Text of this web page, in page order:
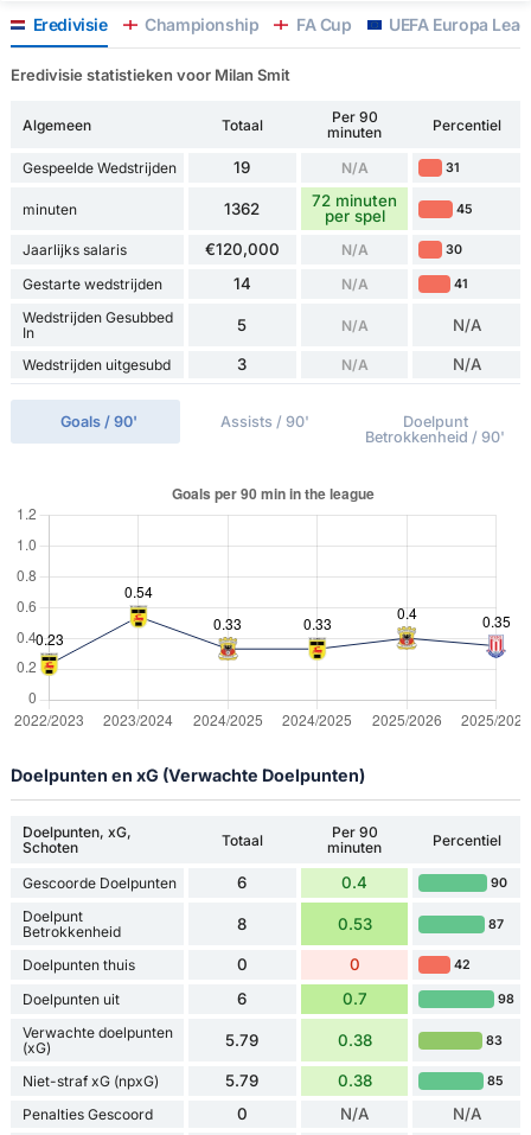
Eredivisie Championship FA Cup UEFA Europa
Eredivisie statistieken voor Milan Smit
Algemeen Totaal
Per 90
minuten
Percentiel
Gespeelde Wedstrijden 19 N/A 31
minuten 1362
72 minuten
per spel
45
Jaarlijks salaris €120,000 N/A 30
Gestarte wedstrijden 14 N/A 41
Wedstrijden Gesubbed
In
5 N/A N/A
Wedstrijden uitgesubd 3 N/A N/A
Goals / 90' Assists / 90'
Doelpunt
Betrokkenheid / 90'
Doelpunten en xG (Verwachte Doelpunten)
Doelpunten, xG,
Schoten
Totaal
Per 90
minuten
Percentiel
Gescoorde Doelpunten 6 0.4 90
Doelpunt
Betrokkenheid
8 0.53 87
Doelpunten thuis 0 0 42
Doelpunten uit 6 0.7 98
Verwachte doelpunten
(xG)
5.79 0.38 83
Niet-straf xG (npxG) 5.79 0.38 85
Penalties Gescoord 0 N/A N/A